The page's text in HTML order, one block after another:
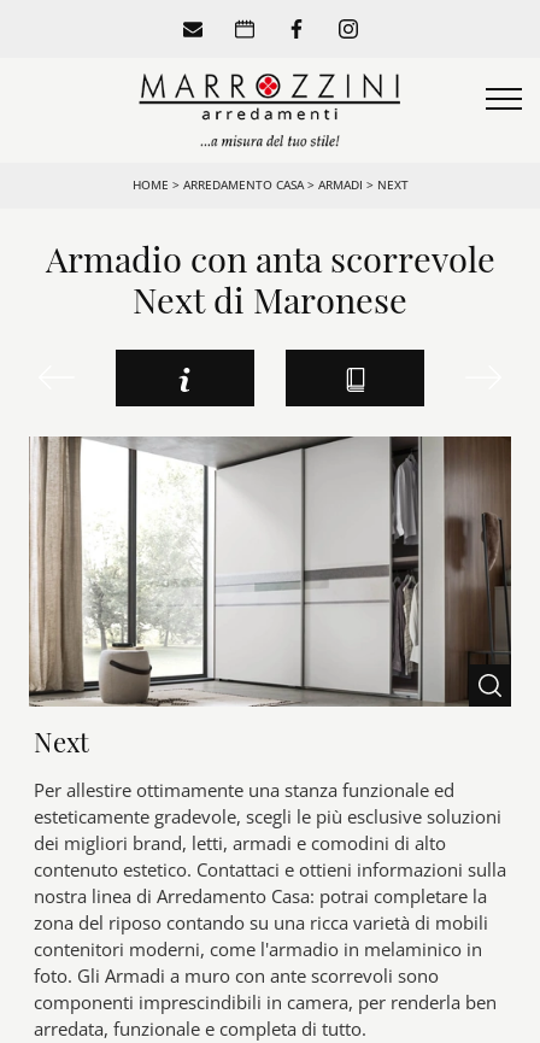
HOME > ARREDAMENTO CASA> ARMADI > NEXT
Armadio con anta scorrevole
Next di Maronese
Next
Per allestire ottimamente una stanza funzionale ed
esteticamente gradevole, scegli le più esclusive soluzioni
dei migliori brand, letti, armadi e comodini di alto
contenuto estetico. Contattaci e ottieni informazioni sulla
nostra linea di Arredamento Casa: potrai completare la
zona del riposo contando su una ricca varietà di mobili
contenitori moderni, come l'armadio in melaminico in
foto. Gli Armadi a muro con ante scorrevoli sono
componenti imprescindibili in camera, per renderla ben
arredata, funzionale e completa di tutto.